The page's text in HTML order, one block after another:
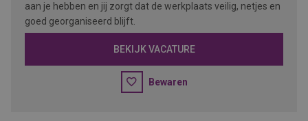
aan je hebben en jij zorgt dat de werkplaats veilig, netjes en
goed georganiseerd blijft.
BEKIJK VACATURE
Bewaren